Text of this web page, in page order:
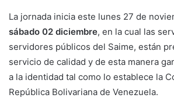
La jornada inicia este lunes 27 de
sábado 02 diciembre, en la cual las
servidores públicos del Saime, están
servicio de calidad y de esta manera
a la identidad tal como lo establece la
República Bolivariana de Venezuela.